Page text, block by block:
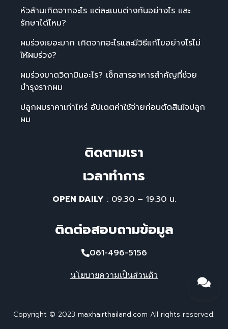
หัวล้านเกิดจากอะไร แต่ละแบบต่างกันอย่างไร และ
รักษาได้ไหม?
ผมร่วงเยอะมาก เกิดจากอะไรและมีวิธีแก้ไขอย่างไรไม่
ให้ผมร่วง?
ผมร่วงขาดวิตามินอะไร? เช็กสารอาหารสำคัญที่ช่วย
บำรุงรากผม
ปลูกผมราคาเท่าไหร่ อัปเดตค่าใช้จ่ายก่อนตัดสินใจปลูก
ผม
ติดตามเรา
เวลาทําการ
OPEN DAILY : 09.30 – 19.30 น.
ติดต่อสอบถามข้อมูล
061-496-5156
นโยบายความเป็นส่วนตัว
Copyright © 2023 maxhairthailand.com All rights reserved.